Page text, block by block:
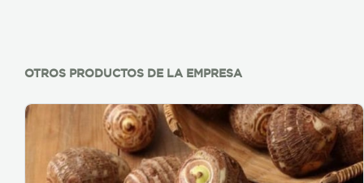
OTROS PRODUCTOS DE LA EMPRESA